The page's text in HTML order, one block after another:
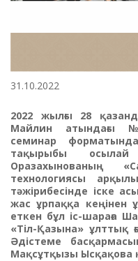
31.10.2022
2022 жылғы 28
Майлин атындағы
семинар
тақырыбы
Оразахынованың
технологиясы
тәжірибесінде іске
жас ұрпаққа кеңінен
еткен бұл іс-шараға
«Тіл-Қазына» ұлттық
Әдістеме
Мақсұтқызы Ысқақова